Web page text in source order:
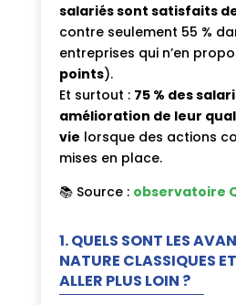
salariés sont satisfaits
contre seulement 55 %
entreprises qui n’en
points).
Et surtout : 75 % des
amélioration de leur
vie lorsque des actions
mises en place.
📚 Source : observatoire
1.QUELS SONT LES
NATURE CLASSIQUES
ALLER PLUS LOIN ?